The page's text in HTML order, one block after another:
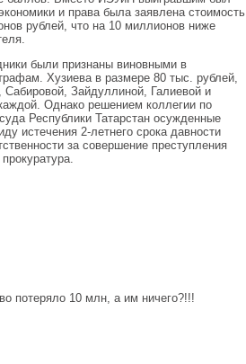
и права была заявлена стоимость
рублей, что на 10 миллионов ниже
были признаны виновными в
Хузиева в размере 80 тыс. рублей,
Зайдуллиной, Галиевой и
Однако решением коллегии по
Республики Татарстан осужденные
истечения 2-летнего срока давности
за совершение преступления
потеряло 10 млн, а им ничего?!!!